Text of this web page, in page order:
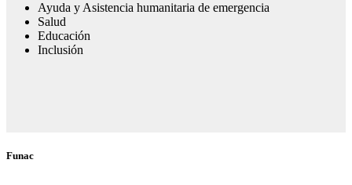
Ayuda y Asistencia humanitaria de emergencia
Salud
Educación
Inclusión
Funac